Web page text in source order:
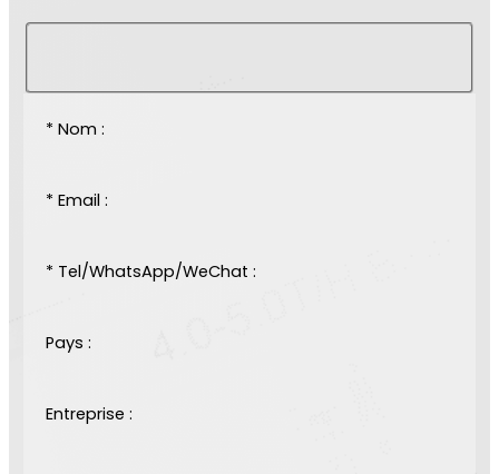
* Nom :
* Email :
* Tel/WhatsApp/WeChat :
Pays :
Entreprise :